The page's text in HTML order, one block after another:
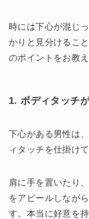
時には下心が混じ
かりと見分けるこ
のポイントをお教え
1. ボディタッチ
下心がある男性は
ィタッチを仕掛け
肩に手を置いたり
をアピールしなが
す。本当に好意を